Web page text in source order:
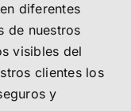
diferentes
de nuestros
visibles del
clientes los
y